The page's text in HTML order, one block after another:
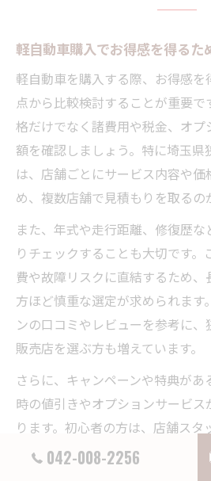
軽自動車購入でお得感を得るた
軽自動車を購入する際、お得感
点から比較検討することが重要で
格だけでなく諸費用や税金、オ
額を確認しましょう。特に埼玉県
は、店舗ごとにサービス内容や価
め、複数店舗で見積もりを取るの
また、年式や走行距離、修復歴
りチェックすることも大切です
費や故障リスクに直結するため
方ほど慎重な選定が求められます
ンの口コミやレビューを参考に
販売店を選ぶ方も増えています。
さらに、キャンペーンや特典があ
時の値引きやオプションサービス
ります。初心者の方は、店舗ス
積極的に質問し、納得したうえで
042-008-2256